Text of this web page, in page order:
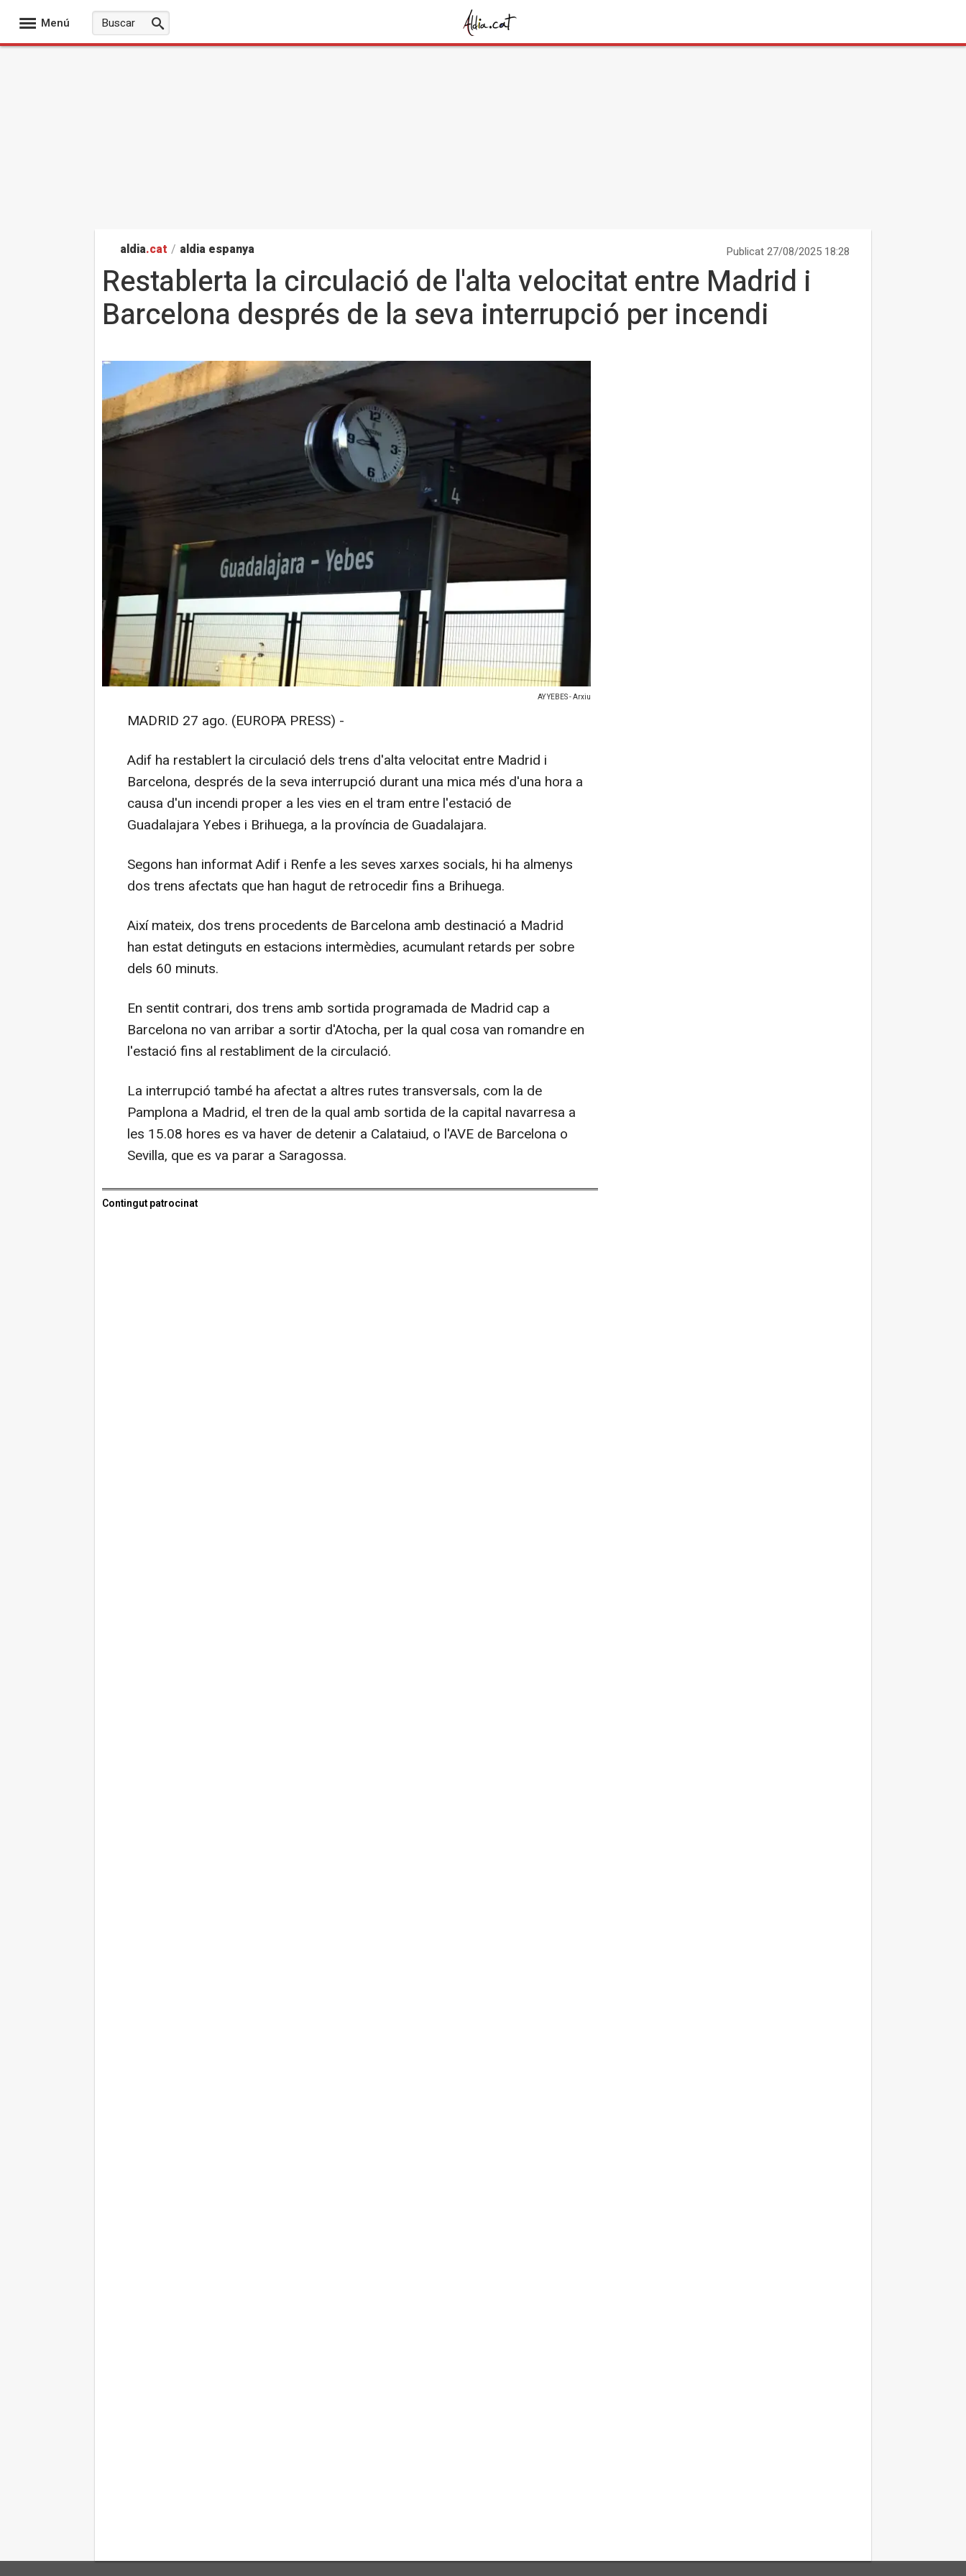
Menú
aldia.cat / aldia espanya Publicat 27/08/2025 18:28
Restablerta la circulació de l'alta velocitat entre Madrid i
Barcelona després de la seva interrupció per incendi
AY YEBES - Arxiu
MADRID 27 ago. (EUROPA PRESS) -
Adif ha restablert la circulació dels trens d'alta velocitat entre Madrid i
Barcelona, després de la seva interrupció durant una mica més d'una hora a
causa d'un incendi proper a les vies en el tram entre l'estació de
Guadalajara Yebes i Brihuega, a la província de Guadalajara.
Segons han informat Adif i Renfe a les seves xarxes socials, hi ha almenys
dos trens afectats que han hagut de retrocedir fins a Brihuega.
Així mateix, dos trens procedents de Barcelona amb destinació a Madrid
han estat detinguts en estacions intermèdies, acumulant retards per sobre
dels 60 minuts.
En sentit contrari, dos trens amb sortida programada de Madrid cap a
Barcelona no van arribar a sortir d'Atocha, per la qual cosa van romandre en
l'estació fins al restabliment de la circulació.
La interrupció també ha afectat a altres rutes transversals, com la de
Pamplona a Madrid, el tren de la qual amb sortida de la capital navarresa a
les 15.08 hores es va haver de detenir a Calataiud, o l'AVE de Barcelona o
Sevilla, que es va parar a Saragossa.
Contingut patrocinat